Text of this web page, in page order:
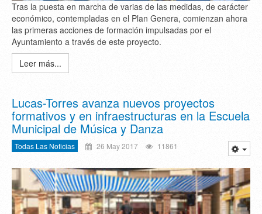
Tras la puesta en marcha de varias de las medidas, de carácter
económico, contempladas en el Plan Genera, comienzan ahora
las primeras acciones de formación impulsadas por el
Ayuntamiento a través de este proyecto.
Leer más...
Lucas-Torres avanza nuevos proyectos
formativos y en infraestructuras en la Escuela
Municipal de Música y Danza
Todas Las Noticias 26 May 2017 11861